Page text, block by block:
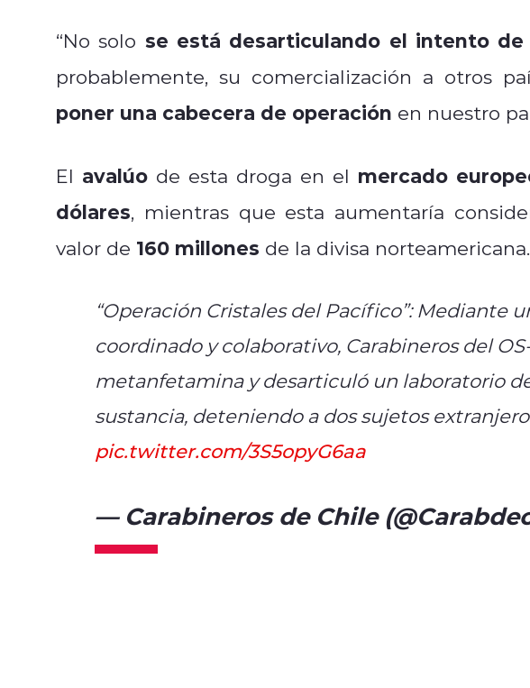
“No solo se está desarticulando el intento
probablemente, su comercialización a otros
poner una cabecera de operación en nuestro
El avalúo de esta droga en el mercado
dólares, mientras que esta aumentaría
valor de 160 millones de la divisa norteamericana.
“Operación Cristales del Pacífico”: Mediante
coordinado y colaborativo, Carabineros del
metanfetamina y desarticuló un laboratorio
sustancia, deteniendo a dos sujetos
pic.twitter.com/3S5opyG6aa
— Carabineros de Chile